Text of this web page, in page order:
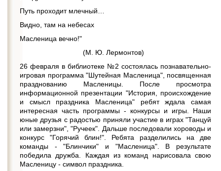
Путь проходит млечный…
Видно, там на небесах
Масленица вечно!"
(М. Ю. Лермонтов)
26 февраля в библиотеке №2 состоялась познавательно-
игровая программа "Шутейная Масленица", посвященная
празднованию Масленицы. После просмотра
информационной презентации "История, происхождение
и смысл праздника Масленица" ребят ждала самая
интересная часть программы - конкурсы и игры. Наши
юные друзья с радостью приняли участие в играх "Танцуй
или замерзни", "Ручеек". Дальше последовали хороводы и
конкурс "Горячий блин!". Ребята разделились на две
команды - "Блинчики" и "Масленица". В результате
победила дружба. Каждая из команд нарисовала свою
Масленицу - символ праздника.